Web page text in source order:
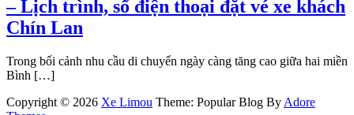
– Lịch trình, số điện thoại đặt vé xe khách
Chín Lan
Trong bối cảnh nhu cầu di chuyển ngày càng tăng cao giữa hai miền
Bình […]
Copyright © 2026 Xe Limou Theme: Popular Blog By Adore